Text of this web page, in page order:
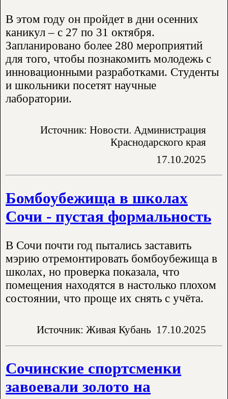
В этом году он пройдет в дни осенних
каникул – с 27 по 31 октября.
Запланировано более 280 мероприятий
для того, чтобы познакомить молодежь с
инновационными разработками. Студенты
и школьники посетят научные
лаборатории.
Источник: Новости. Администрация
Краснодарского края
17.10.2025
Бомбоубежища в школах
Сочи - пустая формальность
В Сочи почти год пытались заставить
мэрию отремонтировать бомбоубежища в
школах, но проверка показала, что
помещения находятся в настолько плохом
состоянии, что проще их снять с учёта.
Источник: Живая Кубань 17.10.2025
Сочинские спортсменки
завоевали золото на